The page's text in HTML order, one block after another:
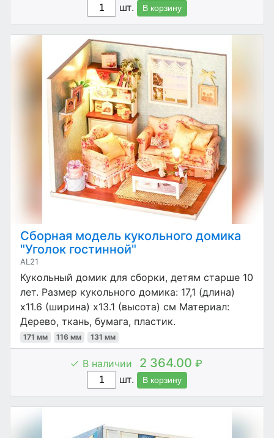
шт.
В корзину
Сборная модель кукольного домика
"Уголок гостинной"
AL21
Кукольный домик для сборки, детям старше 10
лет. Размер кукольного домика: 17,1 (длина)
x11.6 (ширина) x13.1 (высота) см Материал:
Дерево, ткань, бумага, пластик.
171 мм 116 мм 131 мм
В наличии 2 364.00 ₽
шт.
В корзину